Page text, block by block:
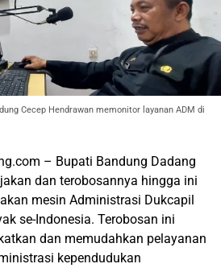
Cecep Hendrawan memonitor layanan ADM di
– Bupati Bandung Dadang
dan terobosannya hingga ini
mesin Administrasi Dukcapil
se-Indonesia. Terobosan ini
dan memudahkan pelayanan
kependudukan